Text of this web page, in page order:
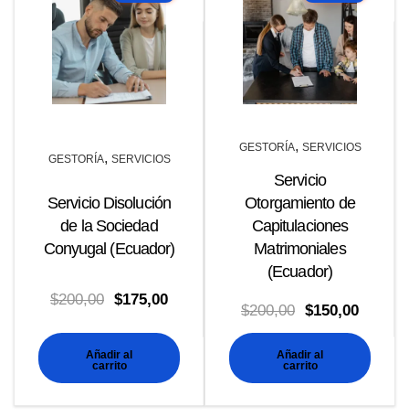
GESTORÍA, SERVICIOS
Servicio Disolución
de la Sociedad
Conyugal (Ecuador)
$200,00 El
original
era:
$175,00El
actual
es:
$175,00.
Añadir al
carrito
GESTORÍA, SERVICIOS
Servicio
Otorgamiento de
Capitulaciones
Matrimoniales
(Ecuador)
$200,00 El
precio
original
$150,00El
precio
actual
Añadir al
carrito